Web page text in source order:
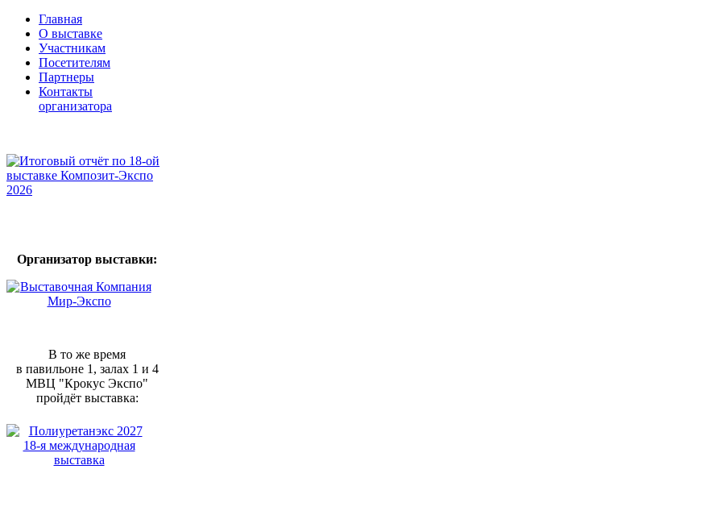
Главная
О выставке
Участникам
Посетителям
Партнеры
Контакты
организатора
Организатор выставки:
В то же время
в павильоне 1, залах 1 и 4
МВЦ "Крокус Экспо"
пройдёт выставка: